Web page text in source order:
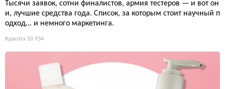
Тысячи заявок, сотни финалистов, армия тестеров — и вот он
и, лучшие средства года. Список, за которым стоит научный п
одход... и немного маркетинга.
Красота 10 934